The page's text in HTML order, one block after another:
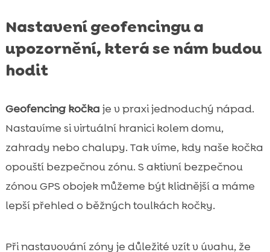
Nastavení geofencingu a
upozornění, která se nám budou
hodit
Geofencing kočka je v praxi jednoduchý nápad.
Nastavíme si virtuální hranici kolem domu,
zahrady nebo chalupy. Tak víme, kdy naše kočka
opouští bezpečnou zónu. S aktivní bezpečnou
zónou GPS obojek můžeme být klidnější a máme
lepší přehled o běžných toulkách kočky.
Při nastavování zóny je důležité vzít v úvahu, že